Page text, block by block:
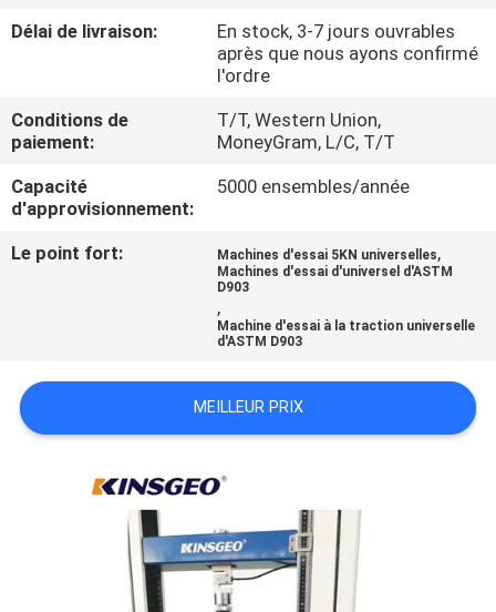
QUALITÉ
CONTACTEZ-
NOUS
DEMANDEZ
UNE
DU
SITE
PRIVACY
Délai de livraison:
En stock, 3-7 jours ouvrables
après que nous ayons confirmé
l'ordre
Conditions de
paiement:
T/T, Western Union,
MoneyGram, L/C, T/T
Capacité
d'approvisionnement:
5000 ensembles/année
Le point fort: Machines d'essai 5KN universelles,
Machines d'essai d'universel d'ASTM
D903
,
Machine d'essai à la traction universelle
d'ASTM D903
MEILLEUR PRIX